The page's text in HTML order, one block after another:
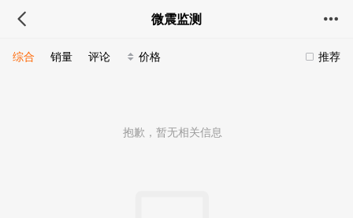
微震监测
推荐
综合 销量 评论 价格
抱歉，暂无相关信息